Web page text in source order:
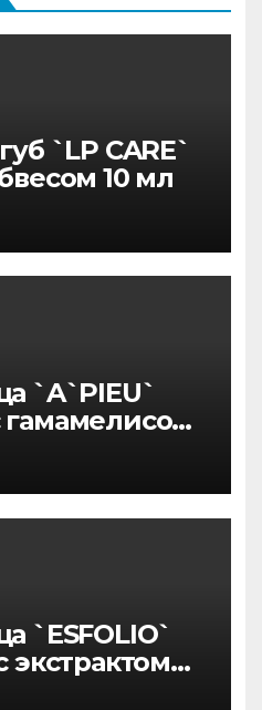
`LP CARE`
10 мл
`A`PIEU`
гамамелисом
`ESFOLIO`
экстрактом
200 мл